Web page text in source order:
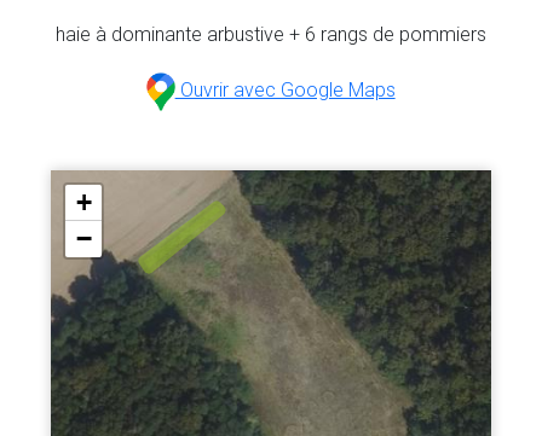
haie à dominante arbustive + 6 rangs de pommiers
Ouvrir avec Google Maps
+
−